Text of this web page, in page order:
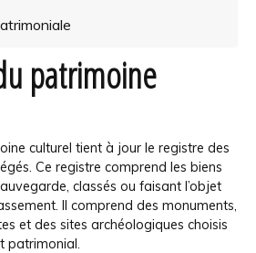
patrimoine
culturel tient à jour le registre des
Ce registre comprend les biens
classés ou faisant l’objet
Il comprend des monuments,
et des sites archéologiques choisis
patrimonial.